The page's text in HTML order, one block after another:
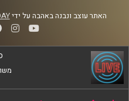
האתר עוצב ונבנה באהבה על ידי